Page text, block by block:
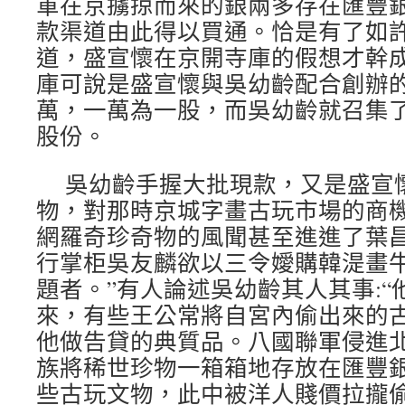
款渠道由此得以買通。恰是有了如
道，盛宣懷在京開寺庫的假想才幹
庫可說是盛宣懷與吳幼齡配合創辦
萬，一萬為一股，而吳幼齡就召集
股份。
吳幼齡手握大批現款，又是盛宣
物，對那時京城字畫古玩市場的商
網羅奇珍奇物的風聞甚至進進了葉
行掌柜吳友麟欲以三令嬡購韓湜畫
題者。”有人論述吳幼齡其人其事:“
來，有些王公常將自宮內偷出來的
他做告貸的典質品。八國聯軍侵進
族將稀世珍物一箱箱地存放在匯豐
些古玩文物，此中被洋人賤價拉攏